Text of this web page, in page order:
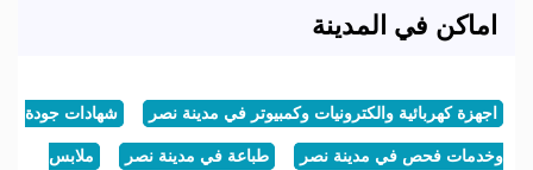
اماكن في المدينة
اجهزة كهربائية والكترونيات وكمبيوتر في مدينة نصر شهادات جودة
وخدمات فحص في مدينة نصر طباعة في مدينة نصر ملابس